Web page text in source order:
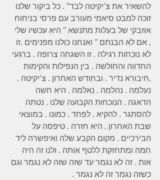
להשאיר את צ'יקיטה לבד" . כל ביקור שלנו
זוכה למבט סיאמי מעורב עם פרסי בניחוח
אוזבקי של בעלות מתנשא " היא עכשיו שלי
, אם לא הבנתם " ואנחנו כולנו מפנימים .זו
לא נוכחות רגילה . זו השגחה צרופה . ברגעי
החדווה והחולשה . בין הנפילות והקימות
.חיבורא נדיר . ובחודש האחרון . צ'יקיטה .
נעלמה . נהלמה . נאלמה . היא חשה
הדאגה . הנוכחות הקבועה שלנו . נטתה
להסתגר . להקיא . לפחד . כמונו . במוצאי
שבת האחרון . היא חזרה . טיפסה על
הבירכיים . מקום הקבע שלה ואיפשרה ליד
חמה ומתחזקת ללטף אותה . ולנו זה היה
אות . זה לא נגמר עד שזה שזה לא נגמר וגם
כשזה נגמר זה לא נגמר .